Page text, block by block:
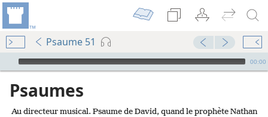
Psaume 51
Audio Player
00:00
Psaumes
Au directeur musical. Psaume de David, quand le prophète Nathan